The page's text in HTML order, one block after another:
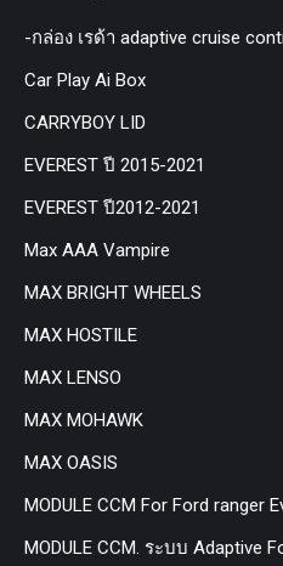
-กล่อง เรด้า adaptive cruise
Car Play Ai Box
CARRYBOY LID
EVEREST ปี 2015-2021
EVEREST ปี2012-2021
Max AAA Vampire
MAX BRIGHT WHEELS
MAX HOSTILE
MAX LENSO
MAX MOHAWK
MAX OASIS
MODULE CCM For Ford ranger
MODULE CCM. ระบบ Adaptive